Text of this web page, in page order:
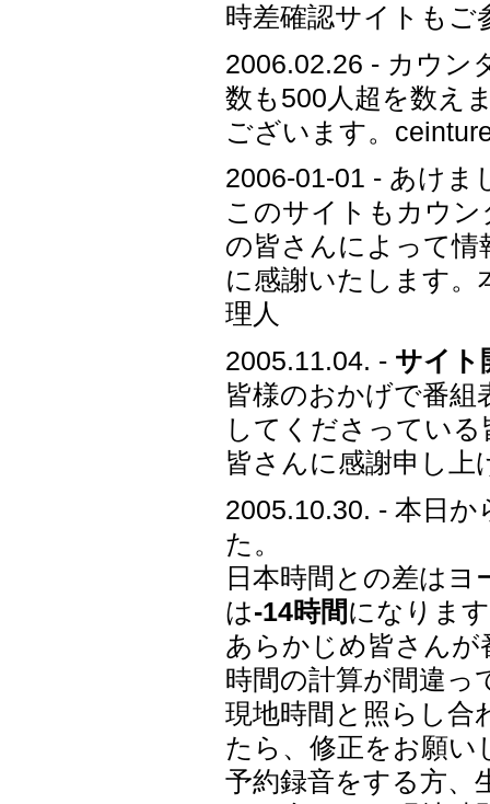
時差確認サイトもご
2006.02.26 - カウン
数も500人超を数え
ございます。
2006-01-01 - あけま
このサイトもカウ
の皆さんによって情
に感謝いたします。
理人
2005.11.04. - サイト
皆様のおかげで番組
してくださってい
皆さんに感謝申し上
2005.10.30. - 本日
た。
日本時間との差は
は-14時間になりま
あらかじめ皆さんが
時間の計算が間違
現地時間と照らし合
たら、修正をお願い
予約録音をする方、